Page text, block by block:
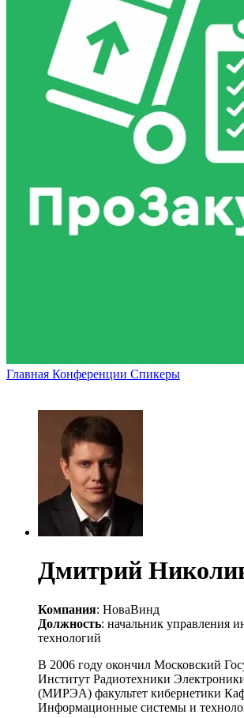
Главная Конференции Спикеры
Дмитрий
Компания: НоваВинд
Должность: начальник управления
технологий
В 2006 году окончил Московский
Институт Радиотехники
(МИРЭА) факультет кибернетики
Информационные системы и